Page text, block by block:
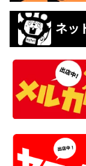
ネッ